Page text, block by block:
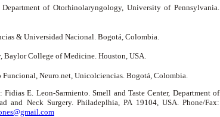
Department of Otorhinolaryngology, University of Pennsylvania.
& Universidad Nacional. Bogotá, Colombia.
Baylor College of Medicine. Houston, USA.
Neuro.net, Unicolciencias. Bogotá, Colombia.
Fidias E. Leon-Sarmiento. Smell and Taste Center, Department of
and Neck Surgery. Philadeplhia, PA 19104, USA. Phone/Fax: